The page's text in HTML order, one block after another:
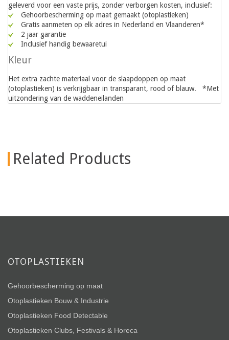
geleverd voor een vaste prijs, zonder verborgen kosten, inclusief:
Gehoorbescherming op maat gemaakt (otoplastieken)
Gratis aanmeten op elk adres in Nederland en Vlaanderen*
2 jaar garantie
Inclusief handig bewaaretui
Kleur
Het extra zachte materiaal voor de slaapdoppen op maat
(otoplastieken) is verkrijgbaar in transparant, rood of blauw. *Met
uitzondering van de waddeneilanden
Related Products
OTOPLASTIEKEN
Gehoorbescherming op maat
Otoplastieken Bouw & Industrie
Otoplastieken Food Detectable
Otoplastieken Clubs, Festivals & Horeca